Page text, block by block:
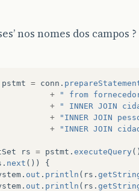
nos nomes dos campos ?
pstmt = conn .
+
" from
+
" INNER JOIN
+
"INNER JOIN
+
"INNER JOIN
rs = pstmt . executeQuery
. next ())
{
. out . println ( rs .
. out . println ( rs .